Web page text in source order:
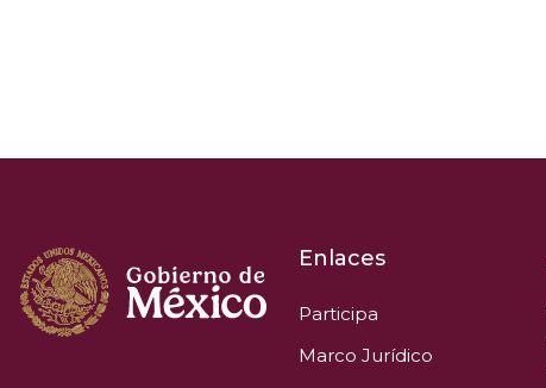
Enlaces
Participa
Marco Jurídico